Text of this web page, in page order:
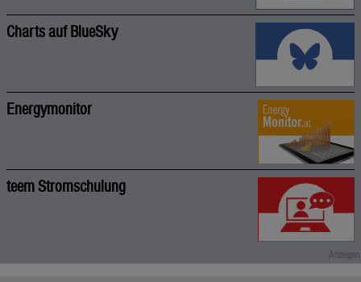
Charts auf BlueSky
Energymonitor
teem Stromschulung